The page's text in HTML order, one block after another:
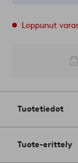
Loppunut
Tuotetiedot
Tuote-erittely